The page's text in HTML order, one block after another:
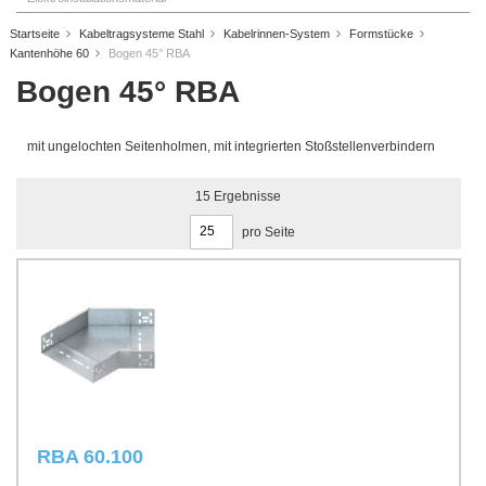
Startseite Kabeltragsysteme Stahl Kabelrinnen-System
Formstücke
Kantenhöhe 60
Bogen 45° RBA
Bogen 45° RBA
mit ungelochten Seitenholmen, mit integrierten Stoßstellenverbindern
15 Ergebnisse
pro Seite
RBA 60.100